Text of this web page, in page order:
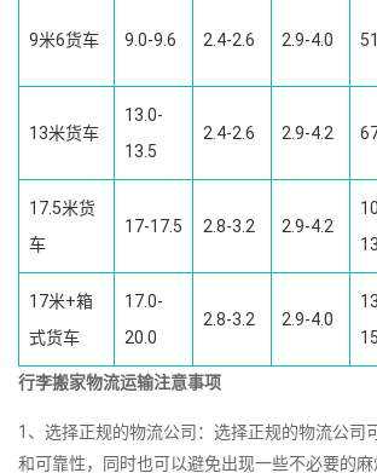
9米6货车 9.0-9.6 2.4-2.6 2.9-4.0
13米货车
13.0-
13.5
2.4-2.6 2.9-4.2
17.5米货
车
17-17.5 2.8-3.2 2.9-4.2
17米+箱
式货车
17.0-
20.0
2.8-3.2 2.9-4.0
行李搬家物流运输注意事项
1、选择正规的物流公司：选择正规的物流公司
和可靠性，同时也可以避免出现一些不必要的麻